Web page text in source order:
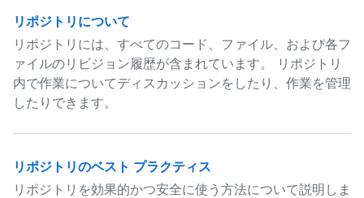
リポジトリについて
リポジトリには、すべてのコード、ファイル、および各フ
ァイルのリビジョン履歴が含まれています。 リポジトリ
内で作業についてディスカッションをしたり、作業を管理
したりできます。
リポジトリのベスト プラクティス
リポジトリを効果的かつ安全に使う方法について説明しま